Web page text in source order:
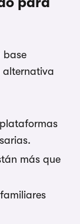
base
alternativa
más que